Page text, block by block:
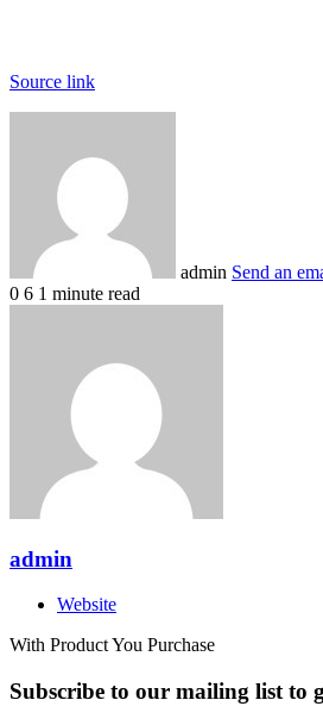
Source link
admin Send an
0 6 1 minute read
admin
Website
With Product You Purchase
Subscribe to our mailing list to